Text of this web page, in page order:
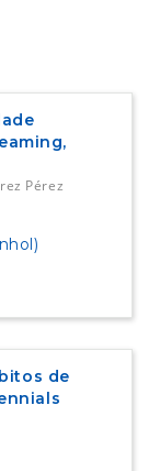
Pérez
de